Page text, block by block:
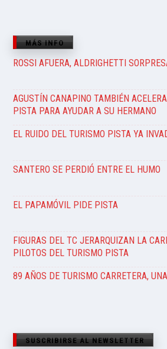
MÁS INFO
ROSSI AFUERA, ALDRIGHETTI
AGUSTÍN CANAPINO TAMBIÉN
PISTA PARA AYUDAR A SU HERMANO
EL RUIDO DEL TURISMO PISTA YA
SANTERO SE PERDIÓ ENTRE EL HUMO
EL PAPAMÓVIL PIDE PISTA
FIGURAS DEL TC JERARQUIZAN LA
PILOTOS DEL TURISMO PISTA
89 AÑOS DE TURISMO CARRETERA,
SUSCRIBIRSE AL NEWSLETTER